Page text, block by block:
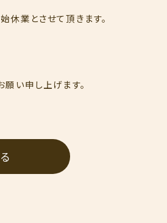
業とさせて頂きます。
い申し上げます。